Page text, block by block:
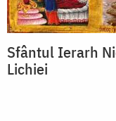
Sfântul Ierarh
Lichiei